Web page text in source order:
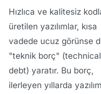
Hızlıca ve kalitesiz
üretilen yazılımlar, kısa
vadede ucuz görünse
"teknik borç" (technical
debt) yaratır. Bu borç,
ilerleyen yıllarda